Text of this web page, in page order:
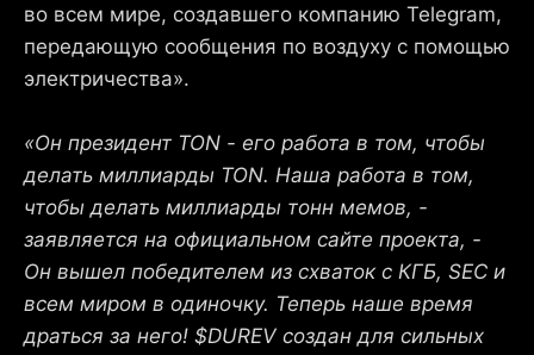
во всем мире, создавшего компанию Telegram,
передающую сообщения по воздуху с помощью
электричества».
«‎Он президент TON - его работа в том, чтобы
делать миллиарды TON. Наша работа в том,
чтобы делать миллиарды тонн мемов, -
заявляется на официальном сайте проекта, -
Он вышел победителем из схваток с КГБ, SEC и
всем миром в одиночку. Теперь наше время
драться за него! $DUREV создан для сильных